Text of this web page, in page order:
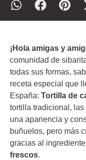
¡Hola amigas y
comunidad de
todas sus formas,
receta especial que
España: Tortilla de
tortilla tradicional, las
una apariencia y
buñuelos, pero más
gracias al
frescos.